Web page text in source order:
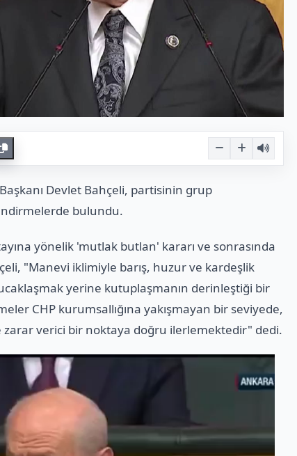
Devlet Bahçeli, partisinin grup
bulundu.
yönelik 'mutlak butlan' kararı ve sonrasında
"Manevi iklimiyle barış, huzur ve kardeşlik
yerine kutuplaşmanın derinleştiği bir
CHP kurumsallığına yakışmayan bir seviyede,
verici bir noktaya doğru ilerlemektedir" dedi.